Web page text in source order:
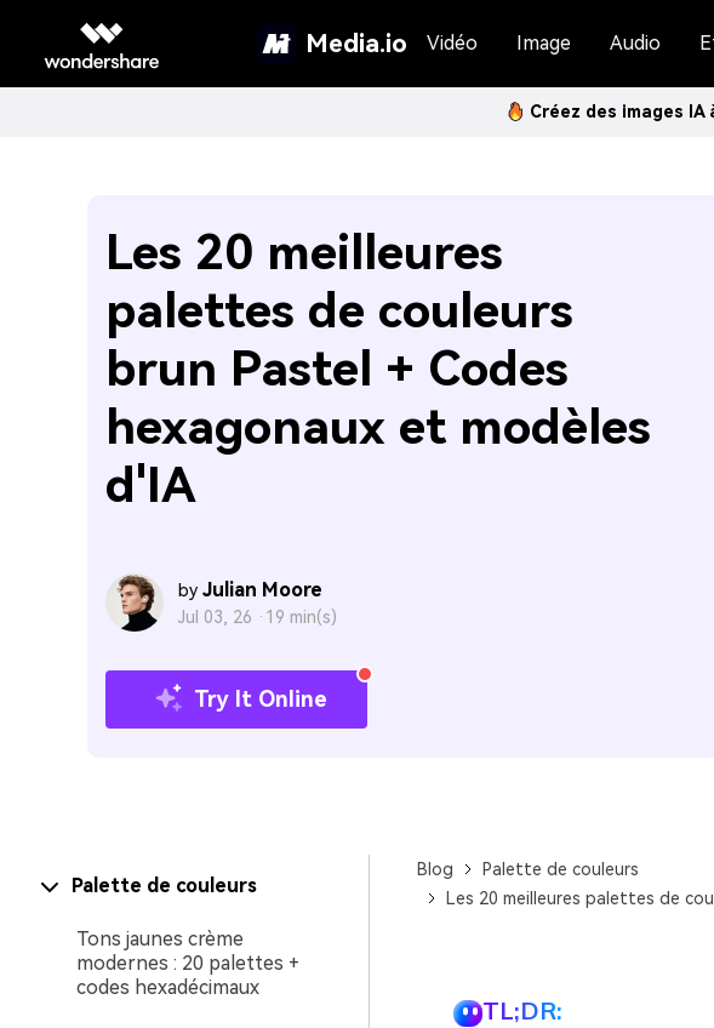
Media.io Vidéo Image Audio
Créez des images IA
Les 20 meilleures
palettes de couleurs
brun Pastel + Codes
hexagonaux et modèles
d'IA
by Julian Moore
Jul 03, 26 · 19 min(s)
Try It Online
Palette de couleurs
Tons jaunes crème
modernes : 20 palettes +
codes hexadécimaux
Blog
Palette de couleurs
Les 20 meilleures palettes de
TL;DR: